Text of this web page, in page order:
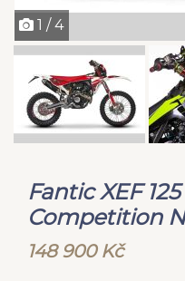
1 / 4
Fantic XEF
Competition
148 900 Kč